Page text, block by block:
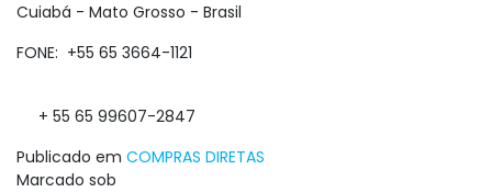
Cuiabá - Mato Grosso - Brasil
FONE: +55 65 3664-1121
+ 55 65 99607-2847
Publicado em COMPRAS DIRETAS
Marcado sob